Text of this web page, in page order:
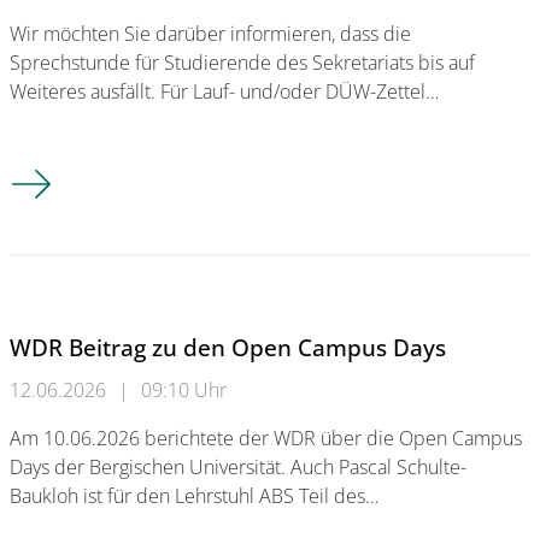
Wir möchten Sie darüber informieren, dass die
Sprechstunde für Studierende des Sekretariats bis auf
Weiteres ausfällt. Für Lauf- und/oder DÜW-Zettel…
Ausfall der Sprechstunde des Sekretariats bis auf Weiteres
WDR Beitrag zu den Open Campus Days
12.06.2026 |
09:10 Uhr
Am 10.06.2026 berichtete der WDR über die Open Campus
Days der Bergischen Universität. Auch Pascal Schulte-
Baukloh ist für den Lehrstuhl ABS Teil des…